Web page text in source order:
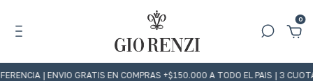
0
| ENVIO GRATIS EN COMPRAS +$150.000 A TODO EL PAIS | 3 CUOTAS